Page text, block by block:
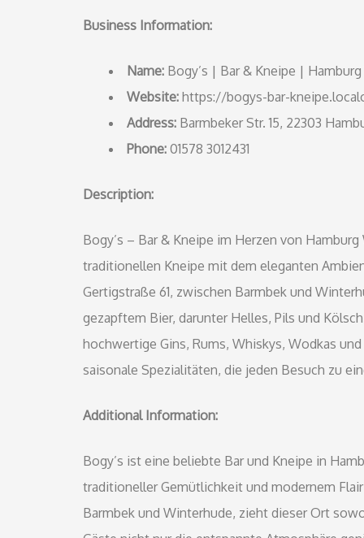
Business Information:
Name: Bogy’s | Bar & Kneipe |
Website: https://bogys-bar-
Address: Barmbeker Str. 15, 22303
Phone: 01578 3012431
Description:
Bogy’s – Bar & Kneipe im Herzen von
traditionellen Kneipe mit dem eleganten
Gertigstraße 61, zwischen Barmbek und
gezapftem Bier, darunter Helles, Pils und
hochwertige Gins, Rums, Whiskys, Wodkas
saisonale Spezialitäten, die jeden Besuch zu
Additional Information:
Bogy’s ist eine beliebte Bar und Kneipe in
traditioneller Gemütlichkeit und modernem
Barmbek und Winterhude, zieht dieser Ort